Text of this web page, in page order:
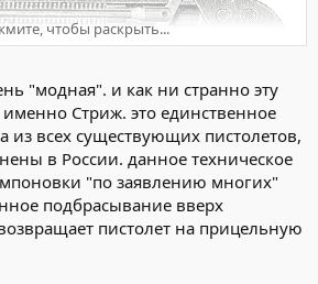
чтобы раскрыть...
"модная". и как ни странно эту
Стриж. это единственное
из всех существующих пистолетов,
в России. данное техническое
"по заявлению многих"
подбрасывание вверх
пистолет на прицельную